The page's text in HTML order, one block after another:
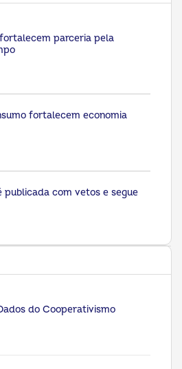
parceria pela
fortalecem economia
publicada com vetos e segue
do Cooperativismo